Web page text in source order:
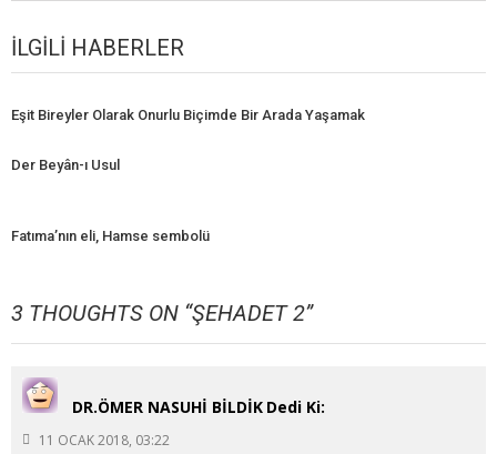
İLGILI HABERLER
Eşit Bireyler Olarak Onurlu Biçimde Bir Arada Yaşamak
Der Beyân-ı Usul
Fatıma’nın eli, Hamse sembolü
3 THOUGHTS ON “ŞEHADET 2”
DR.ÖMER NASUHİ BİLDİK Dedi Ki:
11 OCAK 2018, 03:22